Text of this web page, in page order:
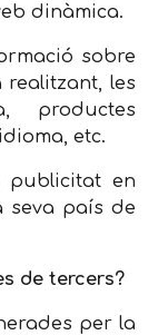
dinàmica.
sobre
les
productes
etc.
publicitat en
seva país de
de tercers?
per la